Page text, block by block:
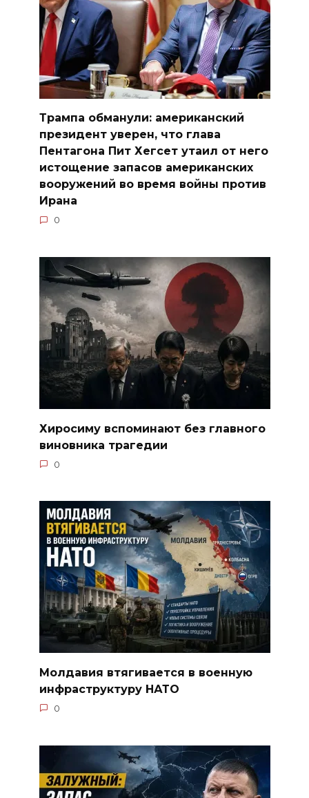
Трампа обманули: американский
президент уверен, что глава
Пентагона Пит Хегсет утаил от него
истощение запасов американских
вооружений во время войны против
Ирана
0
Хиросиму вспоминают без главного
виновника трагедии
0
Молдавия втягивается в военную
инфраструктуру НАТО
0